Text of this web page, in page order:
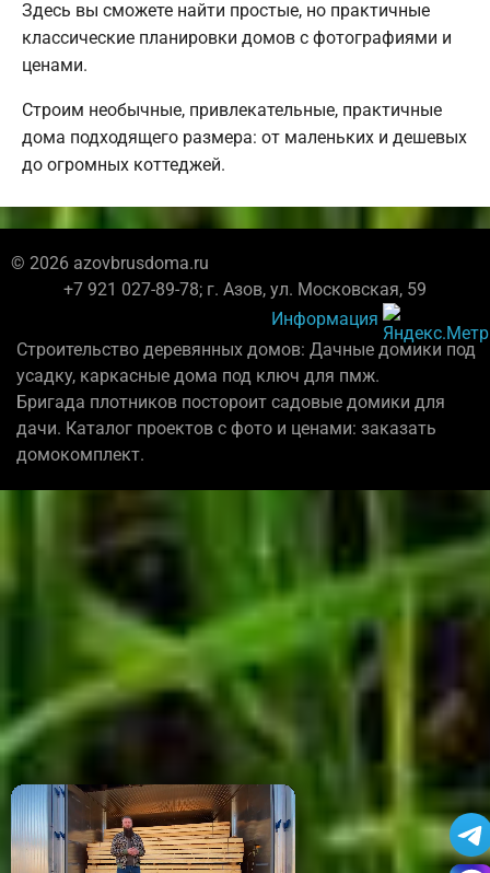
Здесь вы сможете найти простые, но практичные
классические планировки домов с фотографиями и
ценами.
Строим необычные, привлекательные, практичные
дома подходящего размера: от маленьких и дешевых
до огромных коттеджей.
© 2026 azovbrusdoma.ru
+7 921 027-89-78; г. Азов, ул. Московская, 59
Информация
Строительство деревянных домов: Дачные домики под
усадку, каркасные дома под ключ для пмж.
Бригада плотников постороит садовые домики для
дачи. Каталог проектов с фото и ценами: заказать
домокомплект.